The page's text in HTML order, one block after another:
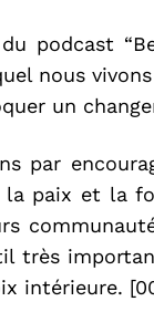
podcast
nous
un
par
paix et la
très
intérieure.